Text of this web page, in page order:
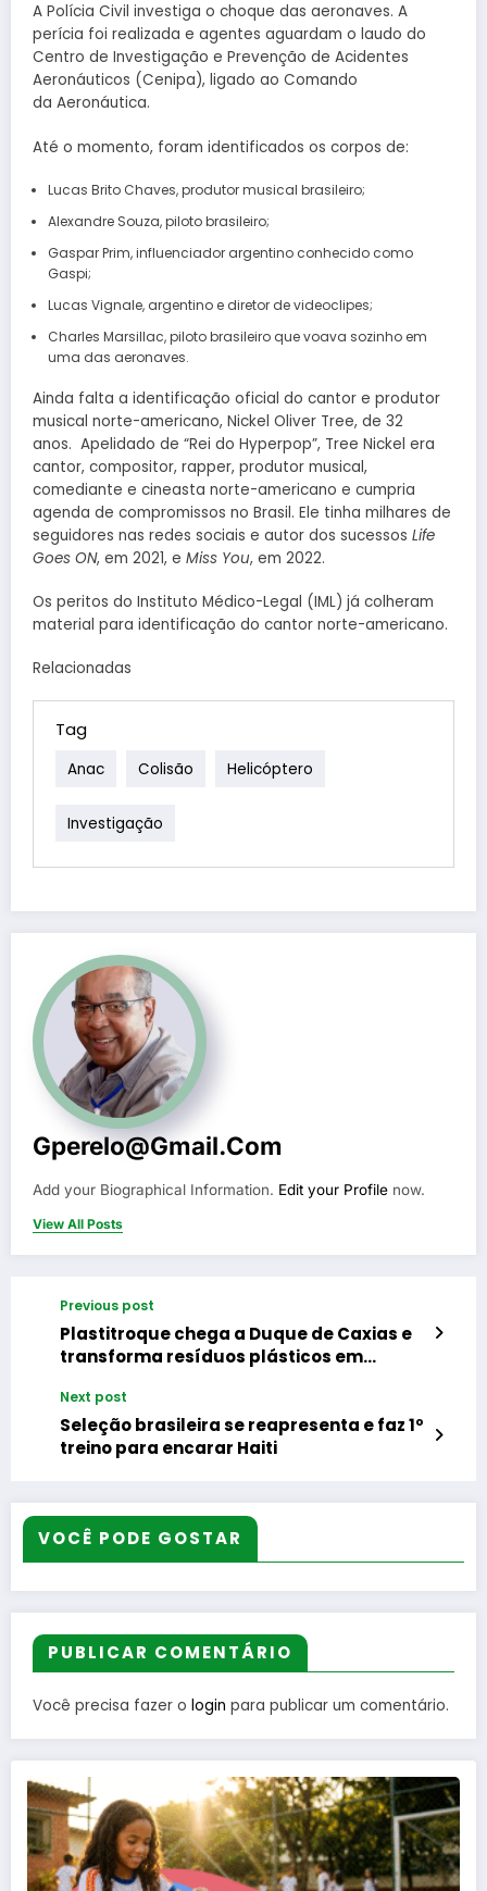
A Polícia Civil investiga o choque das aeronaves. A
perícia foi realizada e agentes aguardam o laudo do
Centro de Investigação e Prevenção de Acidentes
Aeronáuticos (Cenipa), ligado ao Comando
da Aeronáutica.
Até o momento, foram identificados os corpos de:
Lucas Brito Chaves, produtor musical brasileiro;
Alexandre Souza, piloto brasileiro;
Gaspar Prim, influenciador argentino conhecido como
Gaspi;
Lucas Vignale, argentino e diretor de videoclipes;
Charles Marsillac, piloto brasileiro que voava sozinho em
uma das aeronaves.
Ainda falta a identificação oficial do cantor e produtor
musical norte-americano, Nickel Oliver Tree, de 32
anos. Apelidado de “Rei do Hyperpop”, Tree Nickel era
cantor, compositor, rapper, produtor musical,
comediante e cineasta norte-americano e cumpria
agenda de compromissos no Brasil. Ele tinha milhares de
seguidores nas redes sociais e autor dos sucessos Life
Goes ON, em 2021, e Miss You, em 2022.
Os peritos do Instituto Médico-Legal (IML) já colheram
material para identificação do cantor norte-americano.
Relacionadas
Tag
Anac Colisão Helicóptero
Investigação
Gperelo@gmail.com
Add your Biographical Information. Edit your Profile now.
View All Posts
Previous post
Plastitroque chega a Duque de Caxias e
transforma resíduos plásticos em
Next post
Seleção brasileira se reapresenta e faz 1º
treino para encarar Haiti
VOCÊ PODE GOSTAR
PUBLICAR COMENTÁRIO
Você precisa fazer o login para publicar um comentário.